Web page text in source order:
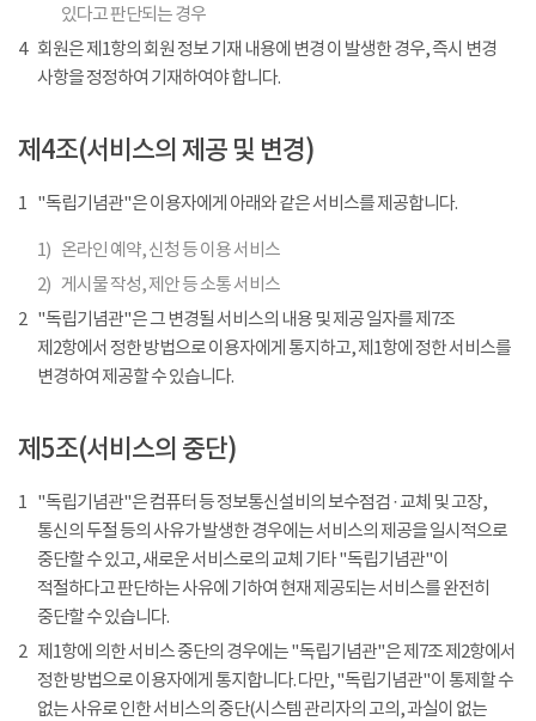
있다고 판단되는 경우
4
회원은 제1항의 회원 정보 기재 내용에 변경 이 발생한 경우, 즉시 변경
사항을 정정하여 기재하여야 합니다.
제4조(서비스의 제공 및 변경)
1 "독립기념관"은 이용자에게 아래와 같은 서비스를 제공합니다.
1) 온라인 예약, 신청 등 이용 서비스
2) 게시물 작성, 제안 등 소통 서비스
2 "독립기념관"은 그 변경될 서비스의 내용 및 제공 일자를 제7조
제2항에서 정한 방법으로 이용자에게 통지하고, 제1항에 정한 서비스를
변경하여 제공할 수 있습니다.
제5조(서비스의 중단)
1 "독립기념관"은 컴퓨터 등 정보통신설비의 보수점검 · 교체 및 고장,
통신의 두절 등의 사유가 발생한 경우에는 서비스의 제공을 일시적으로
중단할 수 있고, 새로운 서비스로의 교체 기타 "독립기념관"이
적절하다고 판단하는 사유에 기하여 현재 제공되는 서비스를 완전히
중단할 수 있습니다.
2 제1항에 의한 서비스 중단의 경우에는 "독립기념관"은 제7조 제2항에서
정한 방법으로 이용자에게 통지합니다. 다만, "독립기념관"이 통제할 수
없는 사유로 인한 서비스의 중단(시스템 관리자의 고의, 과실이 없는